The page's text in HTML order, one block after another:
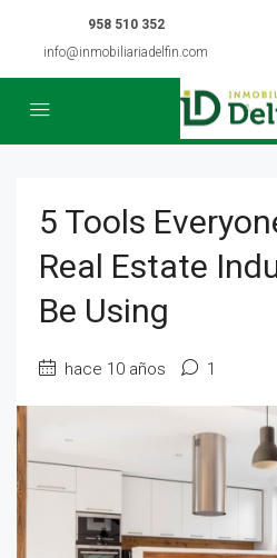
958 510 352
info@inmobiliariadelfin.com
5 Tools
Real Estate
Be Using
hace 10 años 1